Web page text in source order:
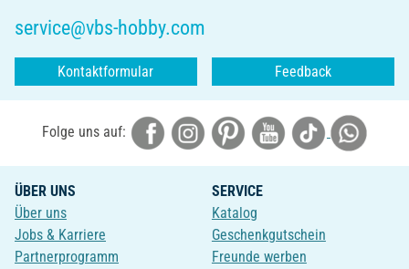
service@vbs-hobby.com
Kontaktformular Feedback
Folge uns auf:
ÜBER UNS
Über uns
Jobs & Karriere
Partnerprogramm
SERVICE
Katalog
Geschenkgutschein
Freunde werben